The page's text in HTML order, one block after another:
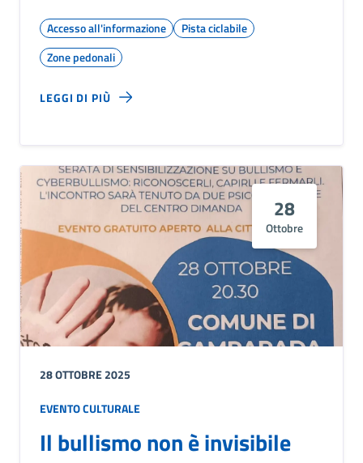
Accesso all'informazione
Pista ciclabile
Zone pedonali
LEGGI DI PIÙ
28
Ottobre
28 OTTOBRE 2025
EVENTO CULTURALE
Il bullismo non è invisibile